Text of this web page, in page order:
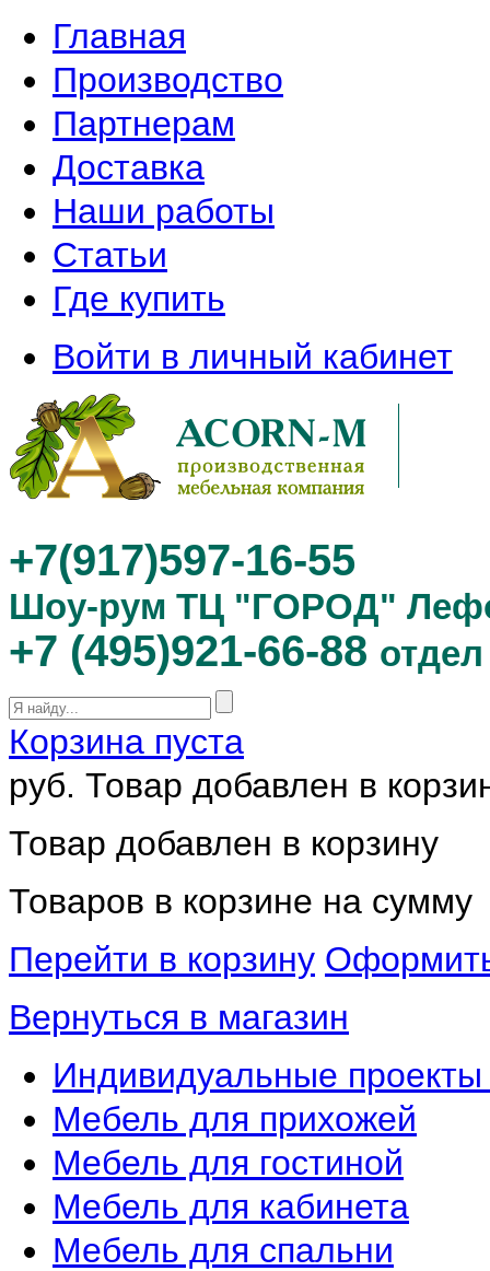
Главная
Производство
Партнерам
Доставка
Наши работы
Статьи
Где купить
Войти в личный кабинет
+7(917)597-16-55
Шоу-рум ТЦ "ГОРОД"
+7 (495)921-66-88
Корзина пуста
руб. Товар добавлен в
Товар добавлен в корзину
Товаров в корзине на сумму
Перейти в корзину
Вернуться в магазин
Индивидуальные
Мебель для прихожей
Мебель для гостиной
Мебель для кабинета
Мебель для спальни